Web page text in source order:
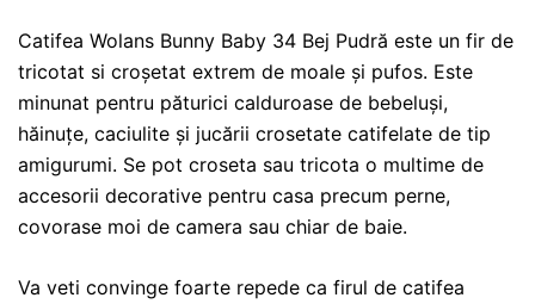
Catifea Wolans Bunny Baby 34 Bej Pudră este un fir de
tricotat si croșetat extrem de moale și pufos. Este
minunat pentru păturici calduroase de bebeluși,
hăinuțe, caciulite și jucării crosetate catifelate de tip
amigurumi. Se pot croseta sau tricota o multime de
accesorii decorative pentru casa precum perne,
covorase moi de camera sau chiar de baie.
Va veti convinge foarte repede ca firul de catifea